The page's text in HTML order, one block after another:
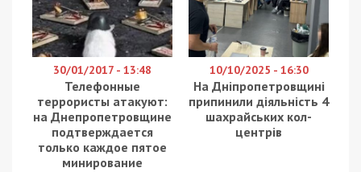
30/01/2017 - 13:48
Телефонные
террористы атакуют:
на Днепропетровщине
подтверждается
только каждое пятое
минирование
10/10/2025 - 16:30
На Дніпропетровщині
припинили діяльність 4
шахрайських кол-
центрів